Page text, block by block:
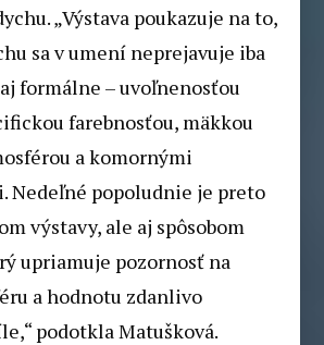
„Výstava poukazuje na to,
sa v umení neprejavuje iba
formálne – uvoľnenosťou
farebnosťou, mäkkou
a komornými
Nedeľné popoludnie je preto
výstavy, ale aj spôsobom
upriamuje pozornosť na
a hodnotu zdanlivo
podotkla Matušková.